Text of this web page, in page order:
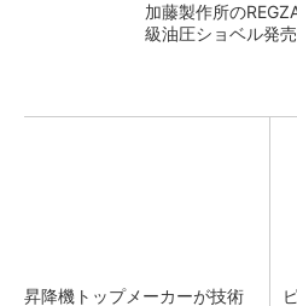
加藤製作所の
級油圧ショベル発売
昇降機トップメーカーが技術